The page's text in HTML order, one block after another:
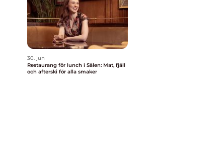
30. jun
Restaurang för lunch i Sälen: Mat, fjäll
och afterski för alla smaker